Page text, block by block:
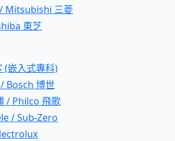
Mitsubishi 三菱
東芝
(嵌入式專科)
Bosch 博世
/ Philco 飛歌
/ Sub-Zero